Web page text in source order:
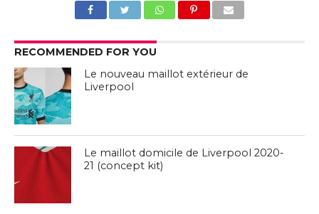
RECOMMENDED FOR YOU
Le nouveau maillot extérieur de
Liverpool
Le maillot domicile de Liverpool 2020-
21 (concept kit)